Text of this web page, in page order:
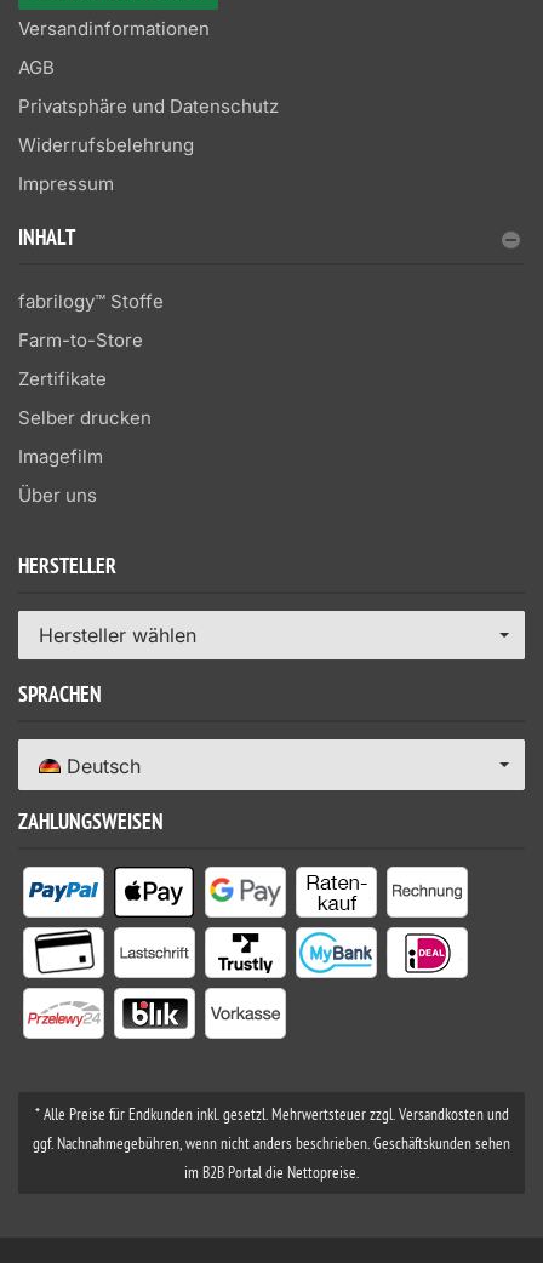
Versandinformationen
AGB
Privatsphäre und Datenschutz
Widerrufsbelehrung
Impressum
INHALT
fabrilogy™ Stoffe
Farm-to-Store
Zertifikate
Selber drucken
Imagefilm
Über uns
HERSTELLER
Hersteller wählen
SPRACHEN
Deutsch
ZAHLUNGSWEISEN
* Alle Preise für Endkunden inkl. gesetzl. Mehrwertsteuer zzgl. Versandkosten und
ggf. Nachnahmegebühren, wenn nicht anders beschrieben. Geschäftskunden sehen
im B2B Portal die Nettopreise.